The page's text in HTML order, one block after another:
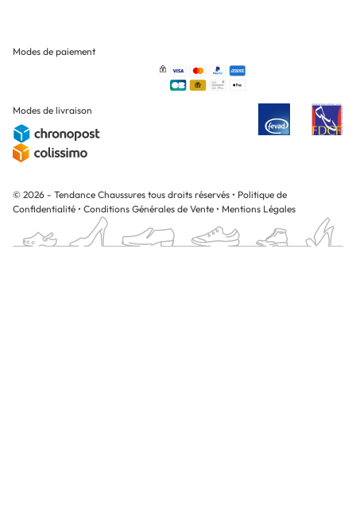
Modes de paiement
Modes de livraison
© 2026 - Tendance Chaussures tous droits réservés • Politique de
Confidentialité • Conditions Générales de Vente • Mentions Légales